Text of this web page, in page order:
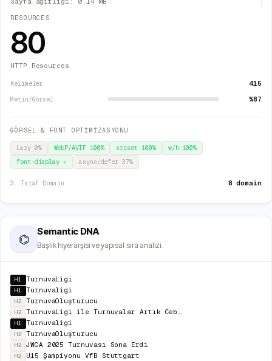
RESOURCES
80
HTTP Resources
Kelimeler 415
Metin/Görsel %87
GÖRSEL & FONT OPTİMİZASYONU
Lazy 0% WebP/AVIF 100% srcset 100% w/h100%
font-display✓ async/defer37%
3. Taraf Domain 8 domain
⌬
Semantic DNA
Başlık hiyerarşisi ve yapısal sıra analizi.
H1 TurnuvaLigi
H1 Turnuvaligi
H2 TurnuvaOluşturucu
H2 TurnuvaLigi ile Turnuvalar Artık Cebinizde. Hemen İndirin.
H1 Turnuvaligi
H2 TurnuvaOluşturucu
H2 JWCA 2025 Turnuvası Sona Erdi
H2 U15 Şampiyonu VfB Stuttgart